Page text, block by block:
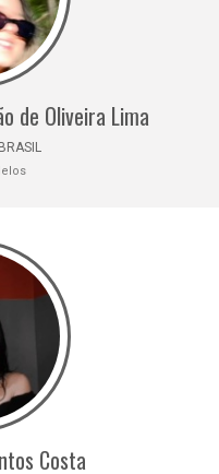
de Oliveira Lima
Costa